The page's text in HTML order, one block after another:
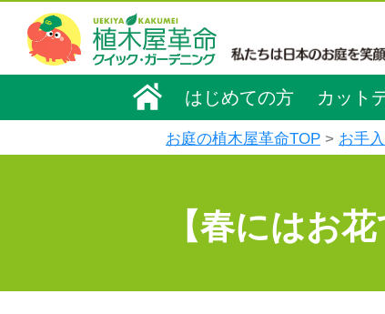
はじめての方 カット
お庭の植木屋革命TOP お手
【春にはお